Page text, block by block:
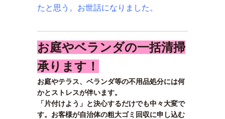
たと思う。お世話になりました。
お庭やベランダの一括清掃
承ります！
お庭やテラス、ベランダ等の不用品処分には何
かとストレスが伴います。
「片付けよう」と決心するだけでも中々大変で
す。お客様が自治体の粗大ゴミ回収に申し込む